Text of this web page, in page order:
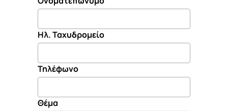
Ηλ. Ταχυδρομείο
Τηλέφωνο
Θέμα